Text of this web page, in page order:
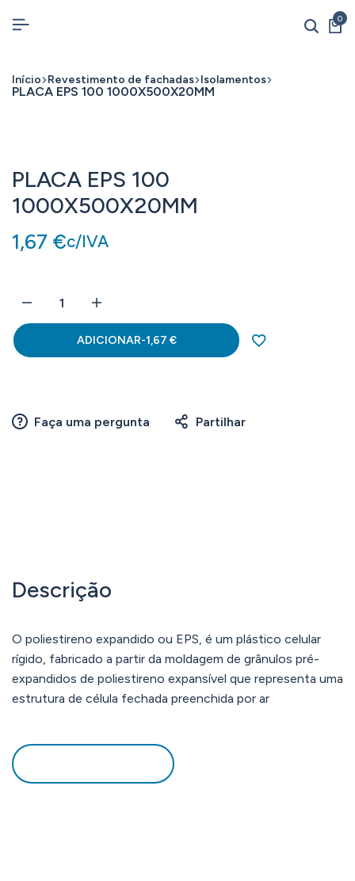
0
Início Revestimento de fachadas Isolamentos
PLACA EPS 100 1000X500X20MM
PLACA EPS 100
1000X500X20MM
1,67 €c/IVA
ADICIONAR-1,67 €
Faça uma pergunta Partilhar
Descrição
O poliestireno expandido ou EPS, é um plástico celular
rígido, fabricado a partir da moldagem de grânulos pré-
expandidos de poliestireno expansível que representa uma
estrutura de célula fechada preenchida por ar